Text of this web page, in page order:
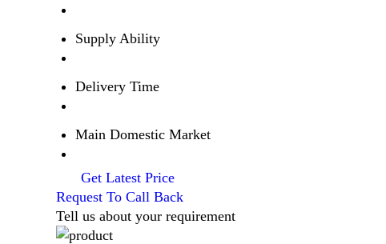
Supply Ability
Delivery Time
Main Domestic Market
Get Latest Price
Request To Call Back
Tell us about your requirement